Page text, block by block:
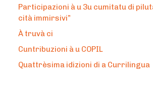
Participazioni à u 3u cumitatu di
cità immirsivi”
À truvà ci
Cuntribuzioni à u COPIL
Quattrèsima idizioni di a Currilingua